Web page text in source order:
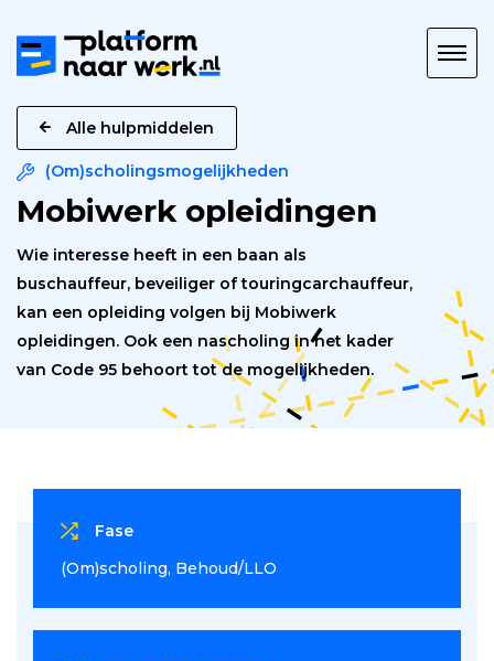
naar
Werk
Alle hulpmiddelen
(Om)scholingsmogelijkheden
Mobiwerk opleidingen
Wie interesse heeft in een baan als
buschauffeur, beveiliger of touringcarchauffeur,
kan een opleiding volgen bij Mobiwerk
opleidingen. Ook een nascholing in het kader
van Code 95 behoort tot de mogelijkheden.
Fase
(Om)scholing Behoud/LLO